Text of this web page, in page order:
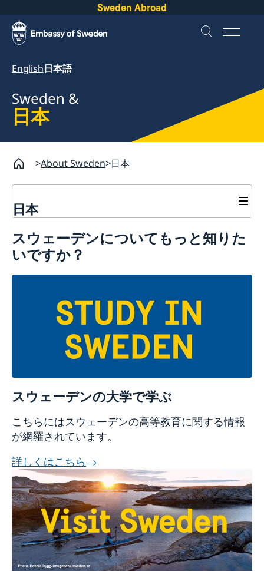
Sweden Abroad
English日本語
Sweden &
日本
About Sweden 日本
日本
スウェーデンで働く
Sweden Alumni Network Japan
スウェーデン文化交流協会出版物
観光
領事
渡航ビザ（シェンゲンビザ）
スウェーデン国籍者等と同居のための居住許可の申請
居住許可－労働及び研究
留学のための居住許可
留学のための居住許可（18歳未満：大使館への郵送申
ペットの持ち込み
関税・入国時の持ち込み制限
スウェーデンについてもっと知りた
いですか？
スウェーデンの大学で学ぶ
こちらにはスウェーデンの高等教育に関する情報
が網羅されています。
詳しくはこちら